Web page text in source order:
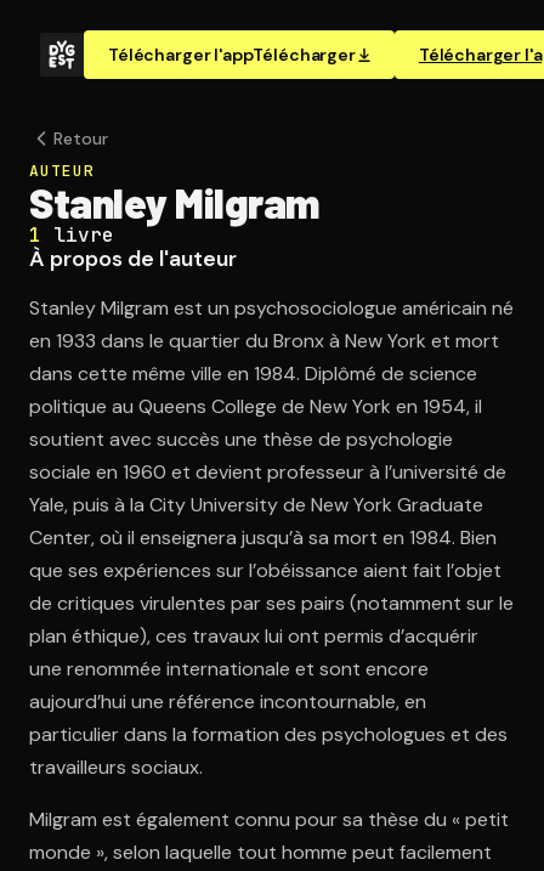
Télécharger l'appTélécharger Télécharger
Retour
AUTEUR
Stanley Milgram
1 livre
À propos de l'auteur
Stanley Milgram est un psychosociologue américain né
en 1933 dans le quartier du Bronx à New York et mort
dans cette même ville en 1984. Diplômé de science
politique au Queens College de New York en 1954, il
soutient avec succès une thèse de psychologie
sociale en 1960 et devient professeur à l’université de
Yale, puis à la City University de New York Graduate
Center, où il enseignera jusqu’à sa mort en 1984. Bien
que ses expériences sur l’obéissance aient fait l’objet
de critiques virulentes par ses pairs (notamment sur le
plan éthique), ces travaux lui ont permis d’acquérir
une renommée internationale et sont encore
aujourd’hui une référence incontournable, en
particulier dans la formation des psychologues et des
travailleurs sociaux.
Milgram est également connu pour sa thèse du « petit
monde », selon laquelle tout homme peut facilement